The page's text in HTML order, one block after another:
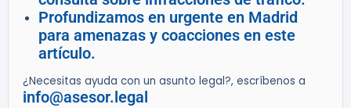
Profundizamos en urgente en Madrid
para amenazas y coacciones en este
artículo.
¿Necesitas ayuda con un asunto legal?, escríbenos a
info@asesor.legal